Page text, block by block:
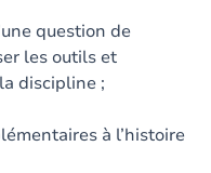
question de
les outils et
discipline ;
à l’histoire